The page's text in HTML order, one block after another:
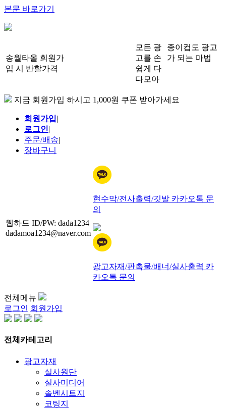
본문 바로가기
송월타올 회원가
입 시 반할가격
모든 광
고를 손
쉽게 다
다모아
종이컵도 광고
가 되는 마법
지금 회원가입 하시고 1,000원 쿠폰 받아가세요
회원가입|
로그인|
주문/배송|
장바구니
웹하드 ID/PW: dada1234
dadamoa1234@naver.com
현수막/전사출력/깃발 카카오톡 문
의
광고자재/판촉물/배너/실사출력 카
카오톡 문의
전체메뉴
로그인 회원가입
전체카테고리
광고자재
실사원단
실사미디어
솔벤시트지
코팅지